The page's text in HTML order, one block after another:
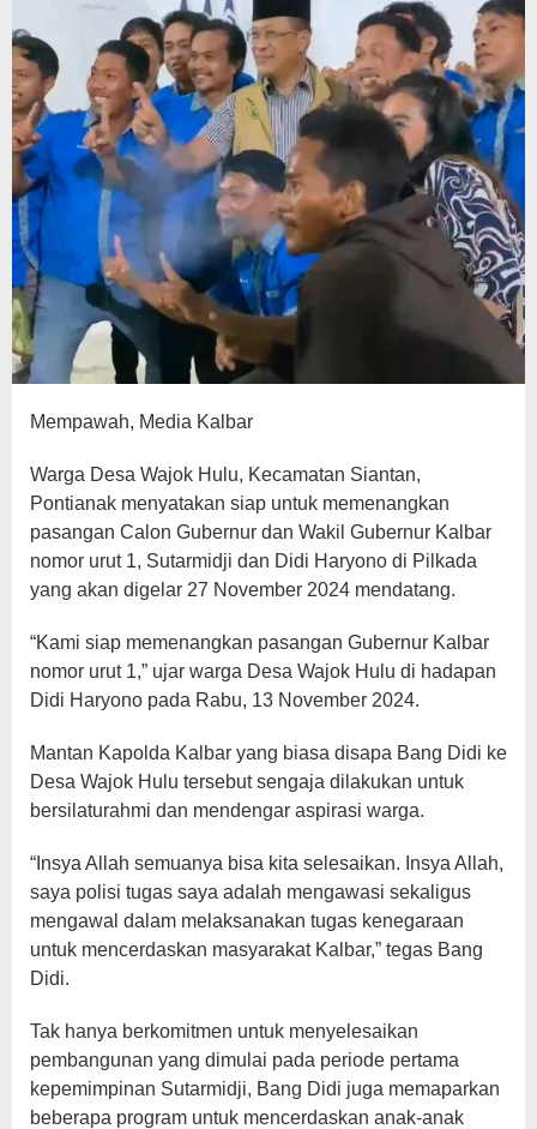
Mempawah, Media Kalbar
Warga Desa Wajok Hulu, Kecamatan Siantan,
Pontianak menyatakan siap untuk memenangkan
pasangan Calon Gubernur dan Wakil Gubernur Kalbar
nomor urut 1, Sutarmidji dan Didi Haryono di Pilkada
yang akan digelar 27 November 2024 mendatang.
“Kami siap memenangkan pasangan Gubernur Kalbar
nomor urut 1,” ujar warga Desa Wajok Hulu di hadapan
Didi Haryono pada Rabu, 13 November 2024.
Mantan Kapolda Kalbar yang biasa disapa Bang Didi ke
Desa Wajok Hulu tersebut sengaja dilakukan untuk
bersilaturahmi dan mendengar aspirasi warga.
“Insya Allah semuanya bisa kita selesaikan. Insya Allah,
saya polisi tugas saya adalah mengawasi sekaligus
mengawal dalam melaksanakan tugas kenegaraan
untuk mencerdaskan masyarakat Kalbar,” tegas Bang
Didi.
Tak hanya berkomitmen untuk menyelesaikan
pembangunan yang dimulai pada periode pertama
kepemimpinan Sutarmidji, Bang Didi juga memaparkan
beberapa program untuk mencerdaskan anak-anak